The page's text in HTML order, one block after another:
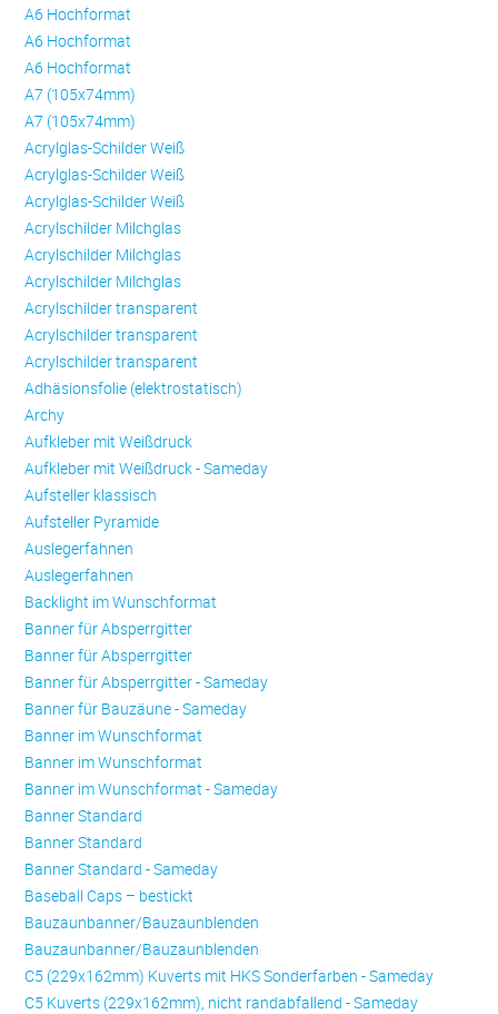
A6 Hochformat
A6 Hochformat
A6 Hochformat
A7 (105x74mm)
A7 (105x74mm)
Acrylglas-Schilder Weiß
Acrylglas-Schilder Weiß
Acrylglas-Schilder Weiß
Acrylschilder Milchglas
Acrylschilder Milchglas
Acrylschilder Milchglas
Acrylschilder transparent
Acrylschilder transparent
Acrylschilder transparent
Adhäsionsfolie (elektrostatisch)
Archy
Aufkleber mit Weißdruck
Aufkleber mit Weißdruck - Sameday
Aufsteller klassisch
Aufsteller Pyramide
Auslegerfahnen
Auslegerfahnen
Backlight im Wunschformat
Banner für Absperrgitter
Banner für Absperrgitter
Banner für Absperrgitter - Sameday
Banner für Bauzäune - Sameday
Banner im Wunschformat
Banner im Wunschformat
Banner im Wunschformat - Sameday
Banner Standard
Banner Standard
Banner Standard - Sameday
Baseball Caps – bestickt
Bauzaunbanner/Bauzaunblenden
Bauzaunbanner/Bauzaunblenden
C5 (229x162mm) Kuverts mit HKS Sonderfarben - Sameday
C5 Kuverts (229x162mm), nicht randabfallend - Sameday